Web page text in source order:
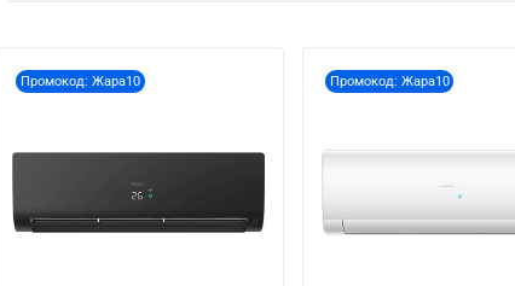
Промокод: Жара10 Промокод: Жара10